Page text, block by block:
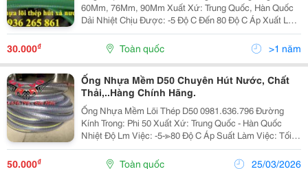
60Mm, 76Mm, 90Mm Xuất Xứ: Trung Quốc, Hàn Quốc
Dải Nhiệt Chịu Được: -5 Độ C Đến 80 Độ C Áp Xuất Làm
Việc Tối Đa: 13Kg/ Cm2 Đóng Gói: 30M/ 1 Cuộn Công
Dụng: Dùng Để Dẫn Xăng Dầu,...
30.000₫ Toàn quốc >1 năm
Ống Nhựa Mềm D50 Chuyên Hút Nước, Chất
Thải,..Hàng Chính Hãng.
Ống Nhựa Mềm Lõi Thép D50 0981.636.796 Đường
Kính Trong: Phi 50 Xuất Xứ: Trung Quốc - Hàn Quốc
Nhiệt Độ Lm Việc: -5-≫80 Độ C Áp Suất Làm Việc: Tối
Đa 7Kg/Cm2 Quy Cách Đóng Gói: 50 M/ Cuộn Ứng
Dụng: Dùng Để Dẫn Dầu, Dẫn Hóa Chất...
50.000₫ Toàn quốc 25/03/2026